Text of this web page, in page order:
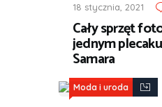
18 stycznia, 2021
Cały sprzęt
jednym
Samara
Moda i uroda